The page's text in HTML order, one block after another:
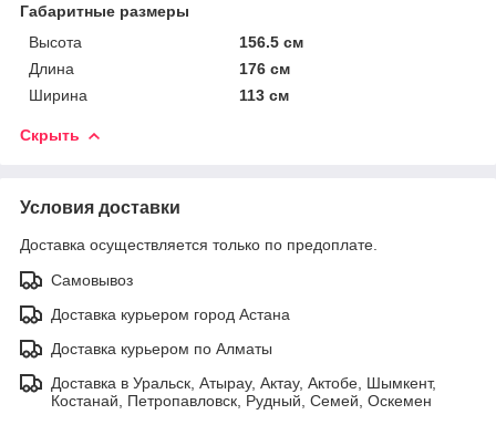
Габаритные размеры
Высота
156.5 см
Длина
176 см
Ширина
113 см
Скрыть
Условия доставки
Доставка осуществляется только по предоплате.
Самовывоз
Доставка курьером город Астана
Доставка курьером по Алматы
Доставка в Уральск, Атырау, Актау, Актобе, Шымкент,
Костанай, Петропавловск, Рудный, Семей, Оскемен